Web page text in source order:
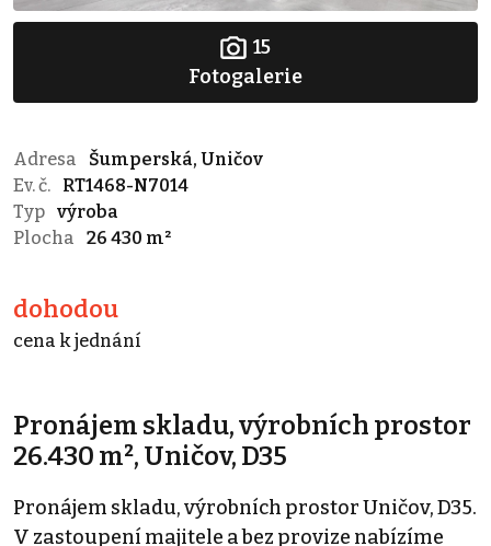
15
Fotogalerie
Adresa
Šumperská, Uničov
Ev. č.
RT1468-N7014
Typ výroba
Plocha
26 430 m²
dohodou
cena k jednání
Pronájem skladu, výrobních prostor
26.430 m², Uničov, D35
Pronájem skladu, výrobních prostor Uničov, D35.
V zastoupení majitele a bez provize nabízíme